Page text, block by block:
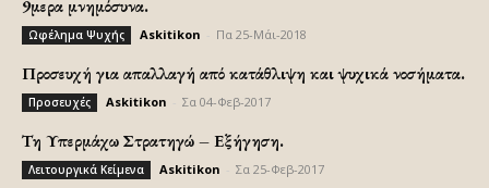
9μερα μνημόσυνα.
Ωφέλημα Ψυχής Askitikon Πα 25-Μάι-2018
Προσευχή για απαλλαγή από κατάθλιψη και ψυχικά νοσήματα.
Προσευχές Askitikon Σα 04-Φεβ-2017
Τη Υπερμάχω Στρατηγώ – Εξήγηση.
Λειτουργικά Κείμενα Askitikon Σα 25-Φεβ-2017